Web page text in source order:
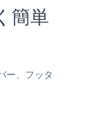
簡単
ー、フッタ